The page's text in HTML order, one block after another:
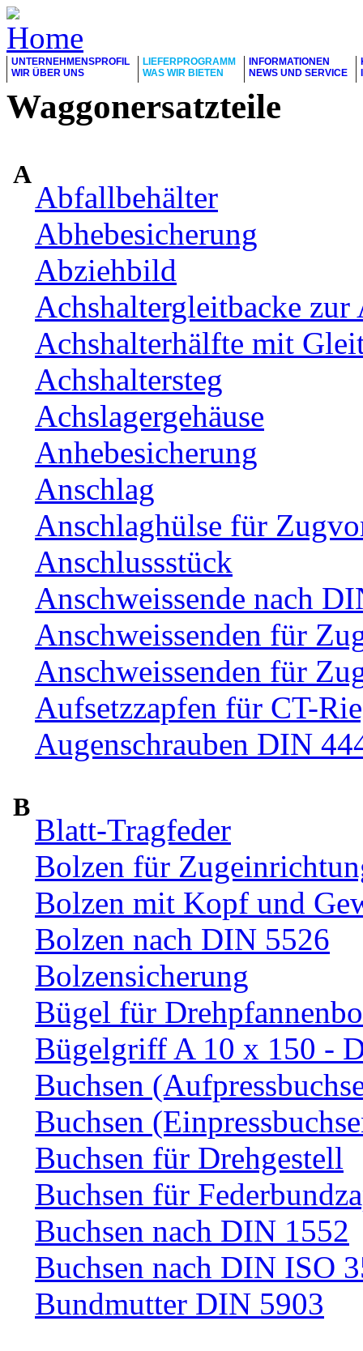
UNTERNEHMENSPROFIL
WIR ÜBER UNS
LIEFERPROGRAMM
WAS WIR BIETEN
INFORMATIONEN
NEWS UND SERVICE
Waggonersatzteile
A
Abfallbehälter
Abhebesicherung
Abziehbild
Achshaltergleitbacke zur
Achshalterhälfte mit
Achshaltersteg
Achslagergehäuse
Anhebesicherung
Anschlag
Anschlaghülse für
Anschlussstück
Anschweissende nach
Anschweissenden für
Anschweissenden für
Aufsetzzapfen für CT-
Augenschrauben DIN
B
Blatt-Tragfeder
Bolzen für
Bolzen mit Kopf und
Bolzen nach DIN 5526
Bolzensicherung
Bügel für
Bügelgriff A 10 x 150 -
Buchsen
Buchsen
Buchsen für Drehgestell
Buchsen für
Buchsen nach DIN 1552
Buchsen nach DIN ISO
Bundmutter DIN 5903